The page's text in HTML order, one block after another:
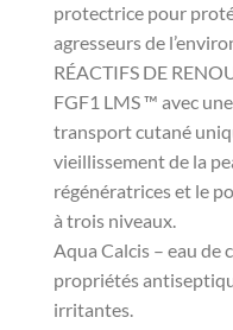
protectrice pour
agresseurs de
RÉACTIFS DE
FGF1 LMS ™ avec
transport cutané
vieillissement de la
régénératrices et le
à trois niveaux.
Aqua Calcis – eau de
propriétés
irritantes.